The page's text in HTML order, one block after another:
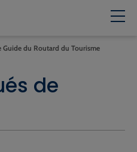
Guide du Routard du Tourisme
de